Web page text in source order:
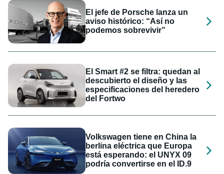
El jefe de Porsche lanza un
aviso histórico: “Así no
podemos sobrevivir”
El Smart #2 se filtra: quedan al
descubierto el diseño y las
especificaciones del heredero
del Fortwo
Volkswagen tiene en China la
berlina eléctrica que Europa
está esperando: el UNYX 09
podría convertirse en el ID.9